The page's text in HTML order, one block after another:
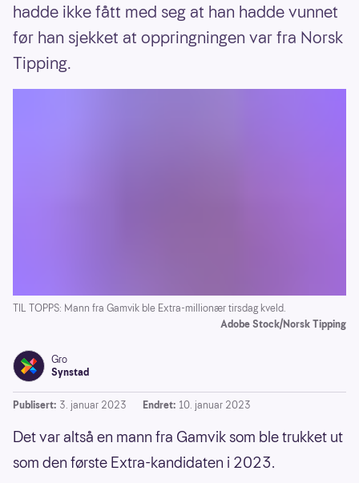
hadde ikke fått med seg at han hadde vunnet
før han sjekket at oppringningen var fra Norsk
Tipping.
TIL TOPPS: Mann fra Gamvik ble Extra-millionær tirsdag kveld.
Adobe Stock/Norsk Tipping
Gro
Synstad
Publisert: 3. januar 2023 Endret: 10. januar 2023
Det var altså en mann fra Gamvik som ble trukket ut
som den første Extra-kandidaten i 2023.